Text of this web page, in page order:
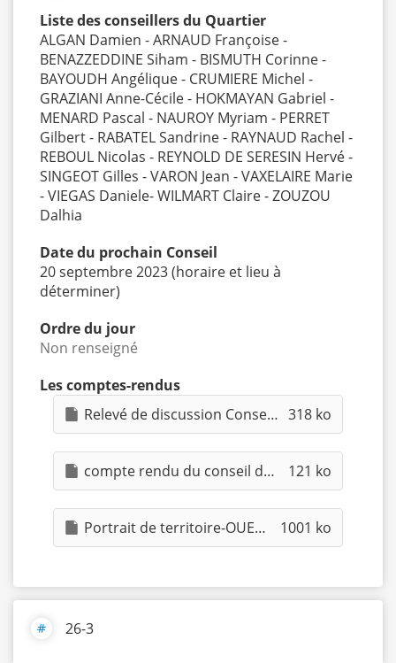
Liste des conseillers du Quartier
ALGAN Damien - ARNAUD Françoise -
BENAZZEDDINE Siham - BISMUTH Corinne -
BAYOUDH Angélique - CRUMIERE Michel -
GRAZIANI Anne-Cécile - HOKMAYAN Gabriel -
MENARD Pascal - NAUROY Myriam - PERRET
Gilbert - RABATEL Sandrine - RAYNAUD Rachel -
REBOUL Nicolas - REYNOLD DE SERESIN Hervé -
SINGEOT Gilles - VARON Jean - VAXELAIRE Marie
- VIEGAS Daniele- WILMART Claire - ZOUZOU
Dalhia
Date du prochain Conseil
20 septembre 2023 (horaire et lieu à
déterminer)
Ordre du jour
Non renseigné
Les comptes-rendus
Relevé de discussion Conseil de Quartier du 05.04.pdf 318 ko
compte rendu du conseil de quartier du 15 JUIN 2023.pdf 121 ko
Portrait de territoire-OUEST.pdf 1001 ko
26-3